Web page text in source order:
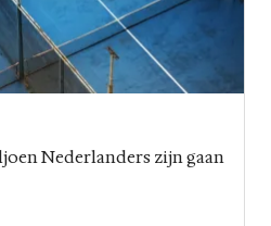
Nederlanders zijn gaan